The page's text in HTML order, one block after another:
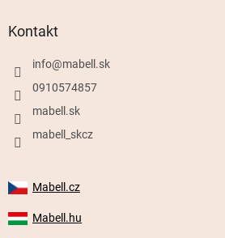
Kontakt
info@mabell.sk
0910574857
mabell.sk
mabell_skcz
Mabell.cz
Mabell.hu